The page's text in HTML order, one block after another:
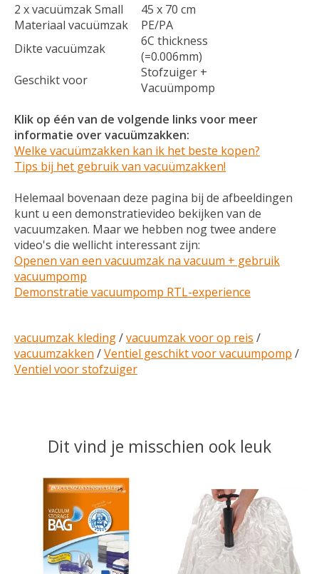
2 x vacuümzak Small
45 x 70 cm
Materiaal vacuümzak
PE/PA
Dikte vacuümzak
6C thickness
(=0.006mm)
Geschikt voor
Stofzuiger +
Vacuümpomp
Klik op één van de volgende links voor meer
informatie over vacuümzakken:
Welke vacuümzakken kan ik het beste kopen?
Tips bij het gebruik van vacuümzakken!
Helemaal bovenaan deze pagina bij de afbeeldingen
kunt u een demonstratievideo bekijken van de
vacuumzaken. Maar we hebben nog twee andere
video's die wellicht interessant zijn:
Openen van een vacuumzak na vacuum + gebruik
vacuumpomp
Demonstratie vacuumpomp RTL-experience
vacuumzak kleding/vacuumzak voor op reis /
vacuumzakken /Ventiel geschikt voor vacuumpomp /
Ventiel voor stofzuiger
Dit vind je misschien ook leuk
Items van productcarrousel